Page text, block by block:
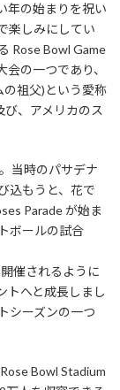
年の始まりを祝い
楽しみにしてい
Rose Bowl Game
の一つであり、
の祖父)という愛称
、アメリカのス
当時のパサデナ
込もうと、花で
Parade が始ま
ボールの試合
催されるように
トへと成長しまし
シーズンの一つ
Bowl Stadium